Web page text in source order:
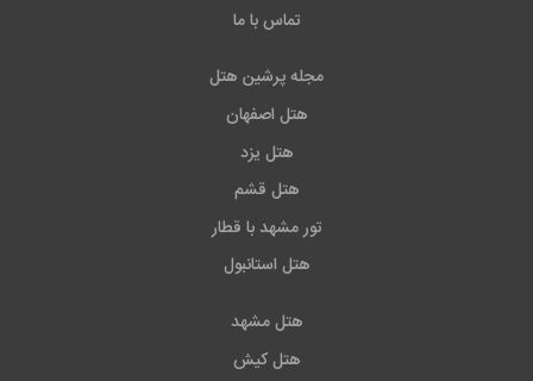
تماس با ما
مجله پرشین هتل
هتل اصفهان
هتل یزد
هتل قشم
تور مشهد با قطار
هتل استانبول
هتل مشهد
هتل کیش